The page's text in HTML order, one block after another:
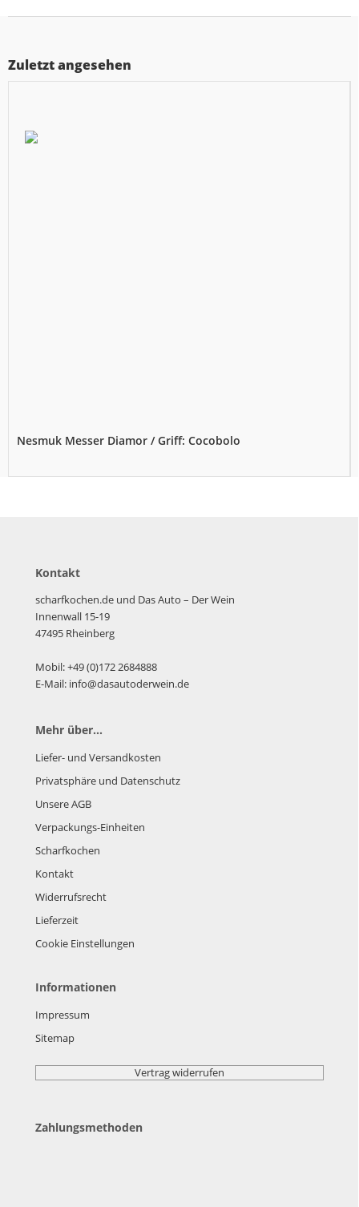
Zuletzt angesehen
Nesmuk Messer Diamor / Griff: Cocobolo
Kontakt
scharfkochen.de und Das Auto – Der Wein
Innenwall 15-19
47495 Rheinberg
Mobil: +49 (0)172 2684888
E-Mail: info@dasautoderwein.de
Mehr über...
Liefer- und Versandkosten
Privatsphäre und Datenschutz
Unsere AGB
Verpackungs-Einheiten
Scharfkochen
Kontakt
Widerrufsrecht
Lieferzeit
Cookie Einstellungen
Informationen
Impressum
Sitemap
Vertrag widerrufen
Zahlungsmethoden